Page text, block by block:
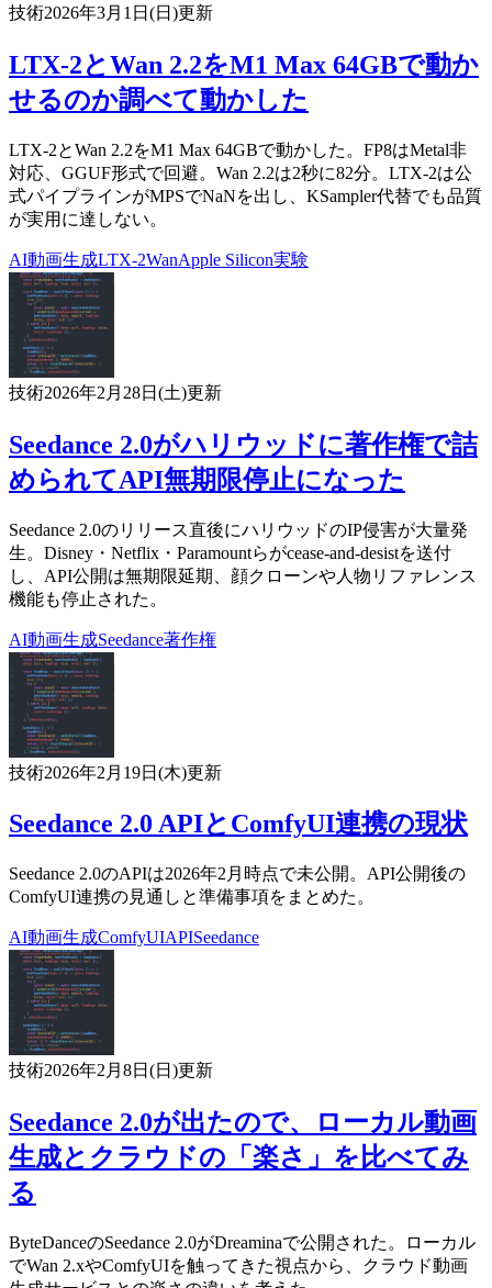
技術2026年3月1日(日)更新
LTX-2とWan 2.2をM1 Max 64GBで動か
せるのか調べて動かした
LTX-2とWan 2.2をM1 Max 64GBで動かした。FP8はMetal非
対応、GGUF形式で回避。Wan 2.2は2秒に82分。LTX-2は公
式パイプラインがMPSでNaNを出し、KSampler代替でも品質
が実用に達しない。
AI動画生成LTX-2WanApple Silicon実験
技術2026年2月28日(土)更新
Seedance 2.0がハリウッドに著作権で詰
められてAPI無期限停止になった
Seedance 2.0のリリース直後にハリウッドのIP侵害が大量発
生。Disney・Netflix・Paramountらがcease-and-desistを送付
し、API公開は無期限延期、顔クローンや人物リファレンス
機能も停止された。
AI動画生成Seedance著作権
技術2026年2月19日(木)更新
Seedance 2.0 APIとComfyUI連携の現状
Seedance 2.0のAPIは2026年2月時点で未公開。API公開後の
ComfyUI連携の見通しと準備事項をまとめた。
AI動画生成ComfyUIAPISeedance
技術2026年2月8日(日)更新
Seedance 2.0が出たので、ローカル動画
生成とクラウドの「楽さ」を比べてみ
る
ByteDanceのSeedance 2.0がDreaminaで公開された。ローカル
でWan 2.xやComfyUIを触ってきた視点から、クラウド動画